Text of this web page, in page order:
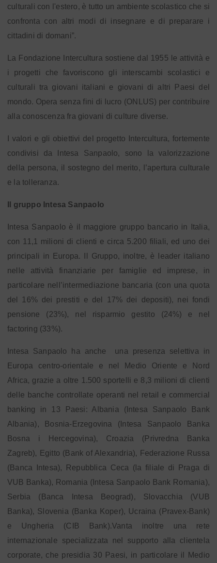
culturali con l'estero, è tutto un ambiente scolastico che si
confronta con altri modi di insegnare e di preparare i
cittadini di domani”.
La Fondazione Intercultura sostiene dal 1955 le attività e
i progetti che favoriscono gli interscambi scolastici e
culturali tra giovani italiani e giovani di altri Paesi del
mondo. Opera senza fini di lucro (ONLUS) per contribuire
alla conoscenza fra giovani di culture diverse.
I valori e gli obiettivi del progetto Intercultura, fortemente
condivisi da Intesa Sanpaolo, sono la valorizzazione
della persona, il sostegno del merito, l’apertura culturale
e la tolleranza.
Il gruppo Intesa Sanpaolo
Intesa Sanpaolo è il maggiore gruppo bancario in Italia,
con 11,1 milioni di clienti e circa 5.200 filiali, ed uno dei
principali in Europa. Il Gruppo, inoltre, è leader italiano
nelle attività finanziarie per famiglie ed imprese, in
particolare nell’intermediazione bancaria (con una quota
del 16% dei prestiti e del 17% dei depositi), nei fondi
pensione (23%), nel risparmio gestito (24%) e nel
factoring (33%).
Intesa Sanpaolo ha anche
una presenza selettiva in
Europa centro-orientale e nel Medio Oriente e Nord
Africa, grazie a oltre 1.500 sportelli e 8,3 milioni di clienti
delle banche controllate operanti nel retail e commercial
banking in 13 Paesi: Albania (Intesa Sanpaolo Bank
Albania), Bosnia-Erzegovina (Intesa Sanpaolo Banka
Bosna i Hercegovina), Croazia (Privredna Banka
Zagreb), Egitto (Bank of Alexandria), Federazione Russa
(Banca Intesa), Repubblica Ceca (la filiale di Praga di
VUB Banka), Romania (Intesa Sanpaolo Bank Romania),
Serbia (Banca Intesa Beograd), Slovacchia (VUB
Banka), Slovenia (Banka Koper), Ucraina (Pravex-Bank)
e Ungheria (CIB Bank).Vanta inoltre una rete
internazionale specializzata nel supporto alla clientela
corporate, che presidia 30 Paesi, in particolare il Medio